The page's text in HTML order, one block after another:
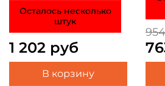
Осталось несколько
штук
1 202 руб
В корзину